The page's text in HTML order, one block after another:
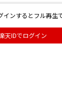
インするとフル再生
天IDでログイン